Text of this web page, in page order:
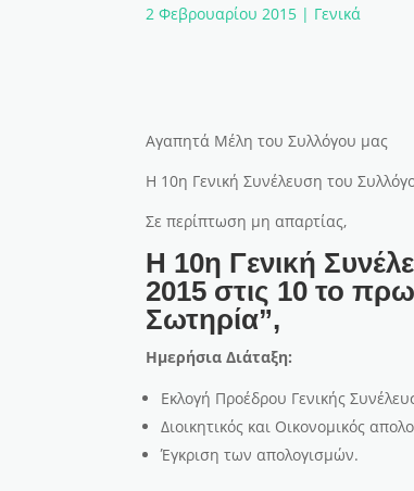
2 Φεβρουαρίου 2015 | Γενικά
Αγαπητά Μέλη του Συλλόγου μας
Η 10η Γενική Συνέλευση του
Σε περίπτωση μη απαρτίας,
Η 10η Γενική
2015 στις 10 το
Σωτηρία”,
Ημερήσια Διάταξη:
Εκλογή Προέδρου Γενικής
Διοικητικός και Οικονομικός
Έγκριση των απολογισμών.